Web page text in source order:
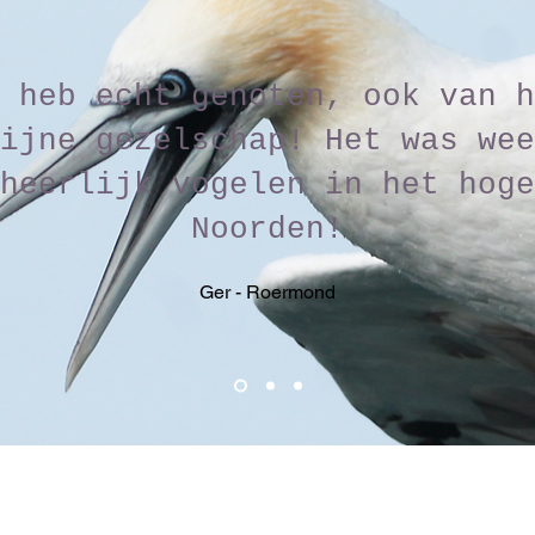
echt genoten, ook van
gezelschap! Het was
heerlijk vogelen in het hoge
Noorden!
Ger - Roermond